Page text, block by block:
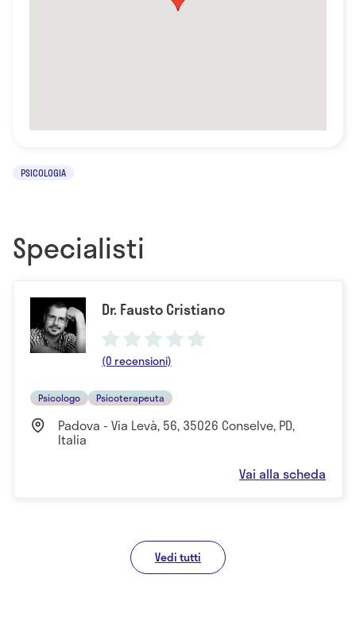
PSICOLOGIA
Specialisti
Dr. Fausto Cristiano
(0 recensioni)
Psicologo Psicoterapeuta
Padova - Via Levà, 56, 35026 Conselve, PD,
Italia
Vai alla scheda
Vedi tutti